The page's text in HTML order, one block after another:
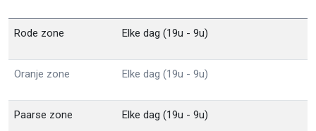
Rode zone Elke dag (19u - 9u)
Oranje zone Elke dag (19u - 9u)
Paarse zone Elke dag (19u - 9u)